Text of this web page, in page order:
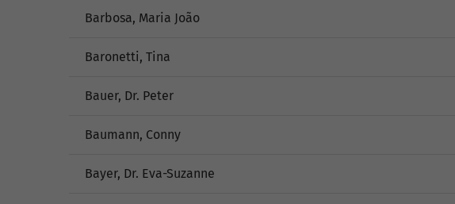
Barbosa, Maria João
Baronetti, Tina
Bauer, Dr. Peter
Baumann, Conny
Bayer, Dr. Eva-Suzanne